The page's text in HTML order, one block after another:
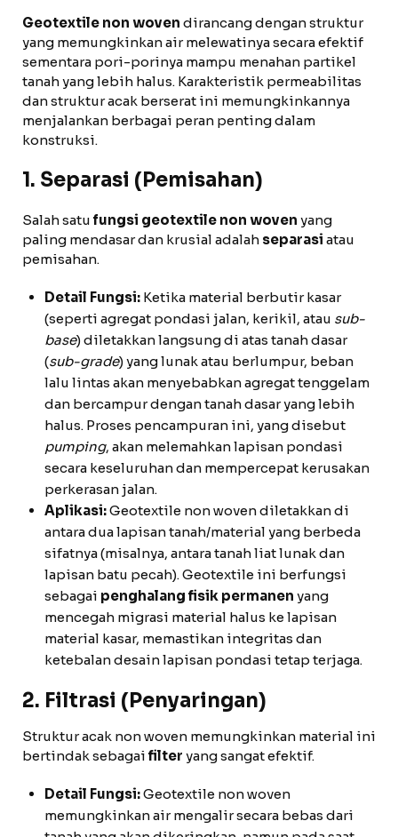
Geotextile non woven dirancang dengan struktur
yang memungkinkan air melewatinya secara efektif
sementara pori-porinya mampu menahan partikel
tanah yang lebih halus. Karakteristik permeabilitas
dan struktur acak berserat ini memungkinkannya
menjalankan berbagai peran penting dalam
konstruksi.
1. Separasi (Pemisahan)
Salah satu fungsi geotextile non woven yang
paling mendasar dan krusial adalah separasi atau
pemisahan.
Detail Fungsi: Ketika material berbutir kasar
(seperti agregat pondasi jalan, kerikil, atau sub-
base) diletakkan langsung di atas tanah dasar
(sub-grade) yang lunak atau berlumpur, beban
lalu lintas akan menyebabkan agregat tenggelam
dan bercampur dengan tanah dasar yang lebih
halus. Proses pencampuran ini, yang disebut
pumping, akan melemahkan lapisan pondasi
secara keseluruhan dan mempercepat kerusakan
perkerasan jalan.
Aplikasi:Geotextile non woven diletakkan di
antara dua lapisan tanah/material yang berbeda
sifatnya (misalnya, antara tanah liat lunak dan
lapisan batu pecah). Geotextile ini berfungsi
sebagai penghalang fisik permanen yang
mencegah migrasi material halus ke lapisan
material kasar, memastikan integritas dan
ketebalan desain lapisan pondasi tetap terjaga.
2. Filtrasi (Penyaringan)
Struktur acak non woven memungkinkan material ini
bertindak sebagai filter yang sangat efektif.
Detail Fungsi:Geotextile non woven
memungkinkan air mengalir secara bebas dari